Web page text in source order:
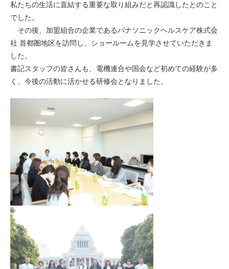
私たちの生活に直結する重要な取り組みだと再認識したとのこと
でした。
その後、加盟組合の企業であるパナソニックヘルスケア株式会
社 首都圏地区を訪問し、ショールームを見学させていただきま
した。
書記スタッフの皆さんも、電機連合や国会など初めての経験が多
く、今後の活動に活かせる研修会となりました。